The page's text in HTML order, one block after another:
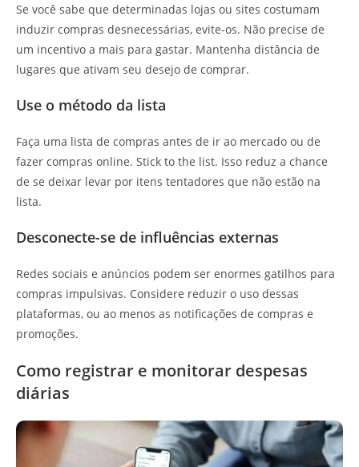
Se você sabe que determinadas lojas ou sites costumam
induzir compras desnecessárias, evite-os. Não precise de
um incentivo a mais para gastar. Mantenha distância de
lugares que ativam seu desejo de comprar.
Use o método da lista
Faça uma lista de compras antes de ir ao mercado ou de
fazer compras online. Stick to the list. Isso reduz a chance
de se deixar levar por itens tentadores que não estão na
lista.
Desconecte-se de influências externas
Redes sociais e anúncios podem ser enormes gatilhos para
compras impulsivas. Considere reduzir o uso dessas
plataformas, ou ao menos as notificações de compras e
promoções.
Como registrar e monitorar despesas
diárias